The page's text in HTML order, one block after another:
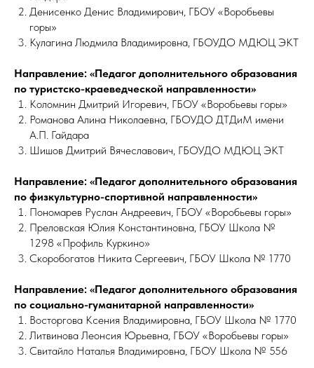
Денисенко Денис Владимирович, ГБОУ «Воробьевы
горы»
Кулагина Людмила Владимировна, ГБОУДО МДЮЦ ЭКТ
Направление: «Педагог дополнительного образования
по туристско-краеведческой направленности»
Коломнин Дмитрий Игоревич, ГБОУ «Воробьевы горы»
Романова Алина Николаевна, ГБОУДО ДТДиМ имени
А.П. Гайдара
Шишов Дмитрий Вячеславович, ГБОУДО МДЮЦ ЭКТ
Направление: «Педагог дополнительного образования
по физкультурно-спортивной направленности»
Пономарев Руслан Андреевич, ГБОУ «Воробьевы горы»
Преловская Юлия Константиновна, ГБОУ Школа №
1298 «Профиль Куркино»
Скоробогатов Никита Сергеевич, ГБОУ Школа № 1770
Направление: «Педагог дополнительного образования
по социально-гуманитарной направленности»
Восторгова Ксения Владимировна, ГБОУ Школа № 1770
Литвинова Леонсия Юрьевна, ГБОУ «Воробьевы горы»
Свитайло Наталья Владимировна, ГБОУ Школа № 556